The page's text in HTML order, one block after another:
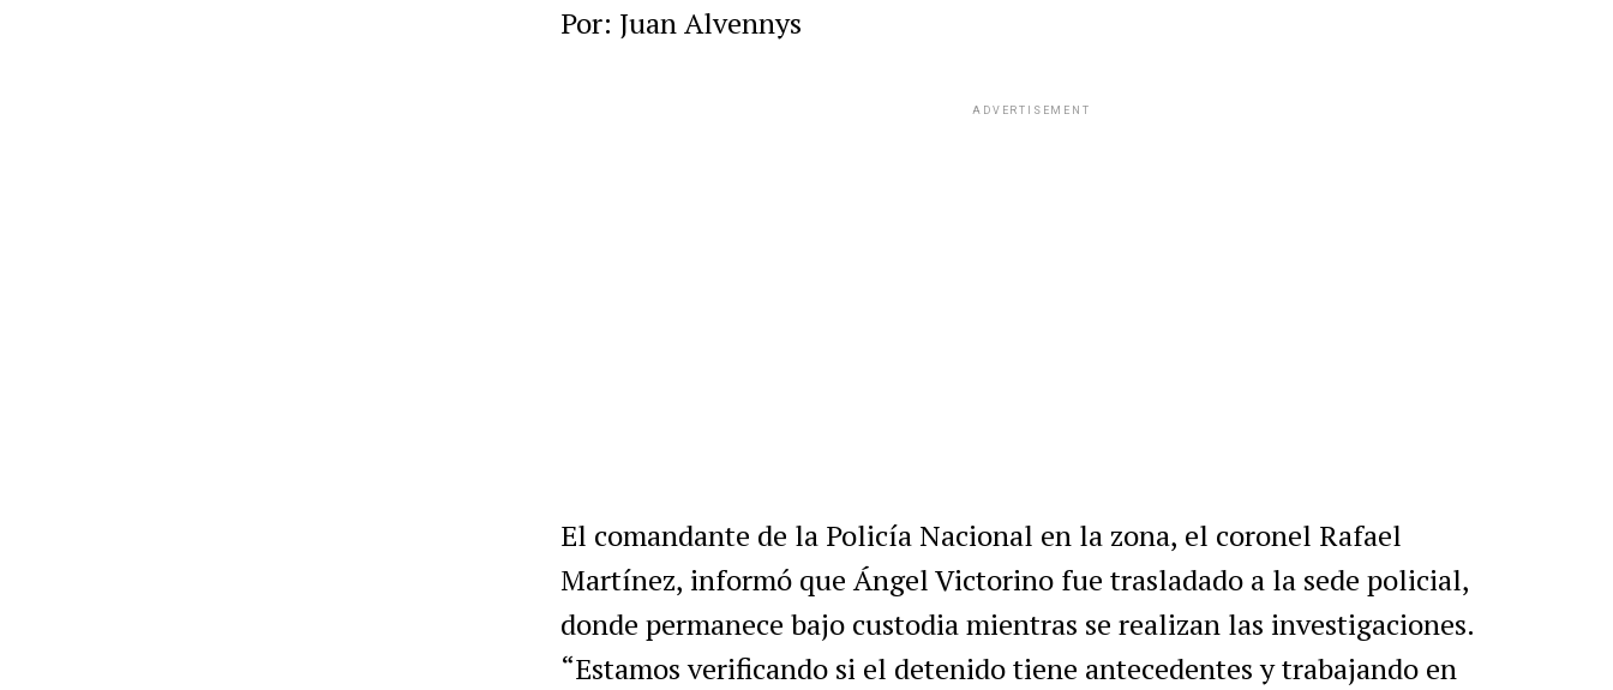
Por: Juan Alvennys
ADVERTISEMENT
El comandante de la Policía Nacional en la zona, el coronel Rafael
Martínez, informó que Ángel Victorino fue trasladado a la sede policial,
donde permanece bajo custodia mientras se realizan las investigaciones.
“Estamos verificando si el detenido tiene antecedentes y trabajando en